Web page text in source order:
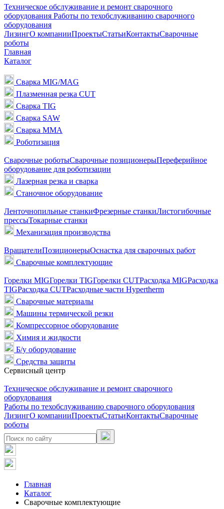
Техническое обслуживание и ремонт сварочного
оборудования Работы по техобслуживанию сварочного
оборудования
ЛизингО компанииПроектыСтатьиКонтактыСварочные
роботы
Главная
Каталог
Сварка MIG/MAG
Плазменная резка CUT
Сварка TIG
Сварка SAW
Сварка MMA
Роботизация
Сварочные роботыСварочные позиционерыПереферийное
оборудование для роботизации
Лазерная резка и сварка
Станочное оборудование
Ленточнопильные станкиФрезерные станкиЛистогибочные
прессыТокарные станки
Механизация производства
ВращателиПозиционерыОснастка для сварочных работ
Сварочные комплектующие
Горелки MIGГорелки TIGГорелки CUTРасходка MIGРасходка
TIGРасходка CUTРасходные части Hypertherm
Сварочные материалы
Машины термической резки
Компрессорное оборудование
Химия и жидкости
Б/у оборудование
Средства защиты
Сервисный центр
Техническое обслуживание и ремонт сварочного
оборудования
Работы по техобслуживанию сварочного оборудования
ЛизингО компанииПроектыСтатьиКонтактыСварочные
роботы
Главная
Каталог
Сварочные комплектующие